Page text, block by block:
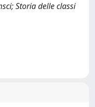
Storia delle classi